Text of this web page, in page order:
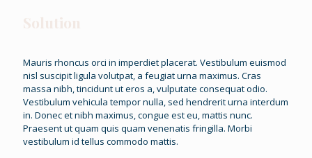
Solution
Mauris rhoncus orci in imperdiet placerat. Vestibulum euismod
nisl suscipit ligula volutpat, a feugiat urna maximus. Cras
massa nibh, tincidunt ut eros a, vulputate consequat odio.
Vestibulum vehicula tempor nulla, sed hendrerit urna interdum
in. Donec et nibh maximus, congue est eu, mattis nunc.
Praesent ut quam quis quam venenatis fringilla. Morbi
vestibulum id tellus commodo mattis.